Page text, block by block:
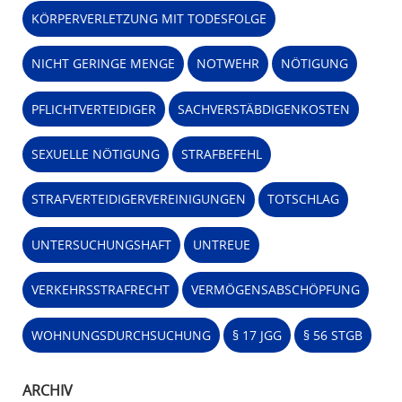
KÖRPERVERLETZUNG MIT TODESFOLGE
NICHT GERINGE MENGE NOTWEHR NÖTIGUNG
PFLICHTVERTEIDIGER SACHVERSTÄBDIGENKOSTEN
SEXUELLE NÖTIGUNG STRAFBEFEHL
STRAFVERTEIDIGERVEREINIGUNGEN TOTSCHLAG
UNTERSUCHUNGSHAFT UNTREUE
VERKEHRSSTRAFRECHT VERMÖGENSABSCHÖPFUNG
WOHNUNGSDURCHSUCHUNG § 17 JGG § 56 STGB
ARCHIV